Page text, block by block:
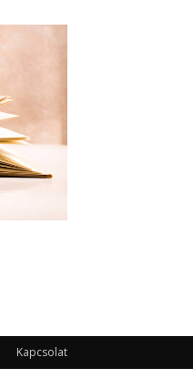
Kapcsolat